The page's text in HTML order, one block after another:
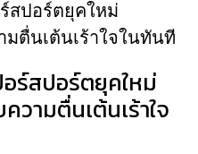
ร์สปอร์ตยุคใหม่
ตื่นเต้นเร้าใจในทันที
อร์สปอร์ตยุคใหม่
ามตื่นเต้นเร้าใจ